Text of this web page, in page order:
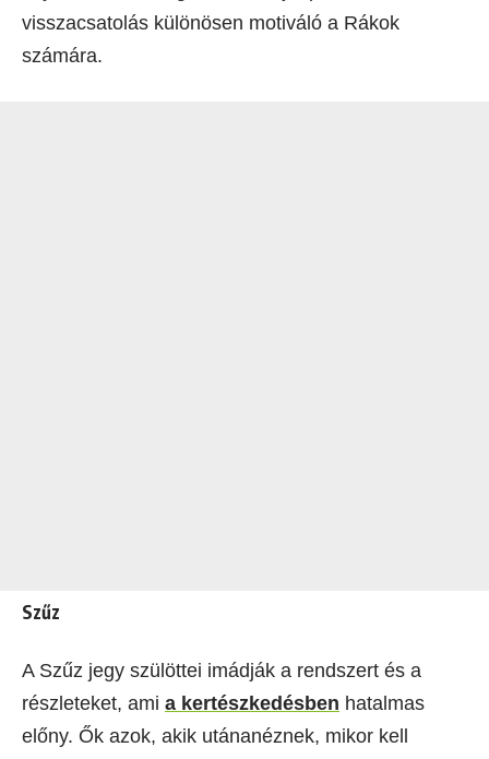
visszacsatolás különösen motiváló a Rákok
számára.
Szűz
A Szűz jegy szülöttei imádják a rendszert és a
részleteket, ami a kertészkedésben hatalmas
előny. Ők azok, akik utánanéznek, mikor kell